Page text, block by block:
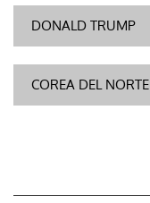
DONALD TRUMP
COREA DEL NORTE